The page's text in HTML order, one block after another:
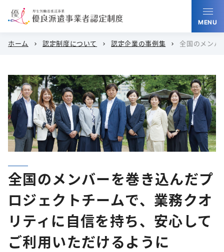
MENU
ホーム chevron_right 認定制度について chevron_right 認定企業の事例集 chevron_right 全国のメンバ
全国のメンバーを巻き込んだプ
ロジェクトチームで、業務クオ
リティに自信を持ち、安心して
ご利用いただけるように